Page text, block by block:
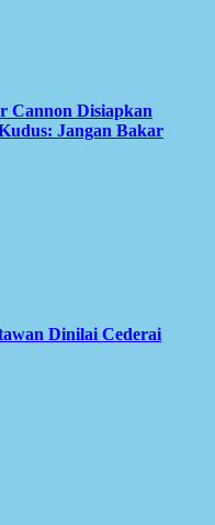
Cannon Disiapkan
Jangan Bakar
Dinilai Cederai